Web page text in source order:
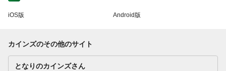
iOS版 Android版
カインズのその他のサイト
となりのカインズさん